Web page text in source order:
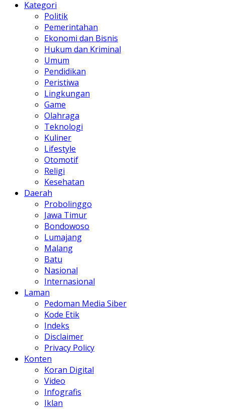
Kategori
Politik
Pemerintahan
Ekonomi dan Bisnis
Hukum dan Kriminal
Umum
Pendidikan
Peristiwa
Lingkungan
Game
Olahraga
Teknologi
Kuliner
Lifestyle
Otomotif
Religi
Kesehatan
Daerah
Probolinggo
Jawa Timur
Bondowoso
Lumajang
Malang
Batu
Nasional
Internasional
Laman
Pedoman Media Siber
Kode Etik
Indeks
Disclaimer
Privacy Policy
Konten
Koran Digital
Video
Infografis
Iklan